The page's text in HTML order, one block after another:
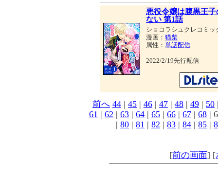
悪役令嬢は腹黒王
ない 第1話
ショコラシュクレコミッ
漫画： 猫柴
属性： 単話配信
2022/2/19先行配信
前へ 44 | 45 | 46 | 47 | 48 | 49 | 50
61 | 62 | 63 | 64 | 65 | 66 | 67 | 68 |
| 80 | 81 | 82 | 83 | 84 | 85 |
[前の画面] [